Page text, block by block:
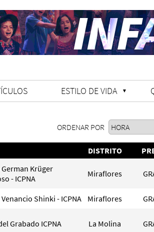
ESTILO DE VIDA
ORDENAR POR
DISTRITO
German Krüger
- ICPNA
Miraflores
Shinki - ICPNA Miraflores
Grabado ICPNA La Molina